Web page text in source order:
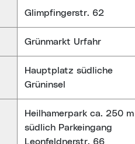
Glimpfingerstr. 62
Grünmarkt Urfahr
Hauptplatz südliche
Grüninsel
Heilhamerpark ca. 250 m
südlich Parkeingang
Leonfeldnerstr. 66